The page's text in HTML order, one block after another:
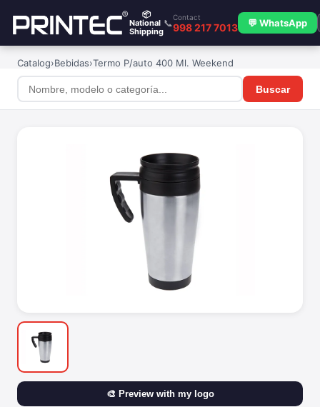
📦
National
Shipping
📞
Contact
998 217 7013 💬 WhatsApp
Catalog›Bebidas›Termo P/auto 400 Ml. Weekend
Buscar
🎨 Preview with my logo